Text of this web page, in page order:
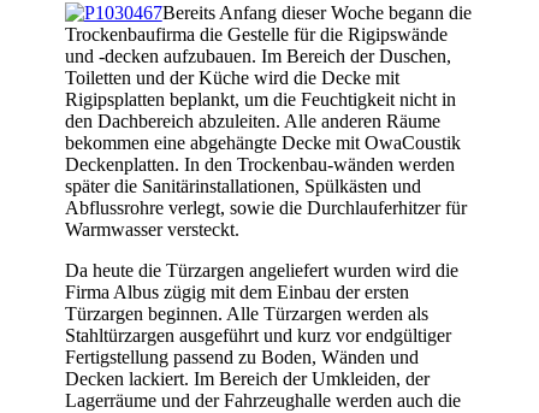
Bereits Anfang dieser Woche begann die
Trockenbaufirma die Gestelle für die Rigipswände
und -decken aufzubauen. Im Bereich der Duschen,
Toiletten und der Küche wird die Decke mit
Rigipsplatten beplankt, um die Feuchtigkeit nicht in
den Dachbereich abzuleiten. Alle anderen Räume
bekommen eine abgehängte Decke mit OwaCoustik
Deckenplatten. In den Trockenbau-wänden werden
später die Sanitärinstallationen, Spülkästen und
Abflussrohre verlegt, sowie die Durchlauferhitzer für
Warmwasser versteckt.
Da heute die Türzargen angeliefert wurden wird die
Firma Albus zügig mit dem Einbau der ersten
Türzargen beginnen. Alle Türzargen werden als
Stahltürzargen ausgeführt und kurz vor endgültiger
Fertigstellung passend zu Boden, Wänden und
Decken lackiert. Im Bereich der Umkleiden, der
Lagerräume und der Fahrzeughalle werden auch die